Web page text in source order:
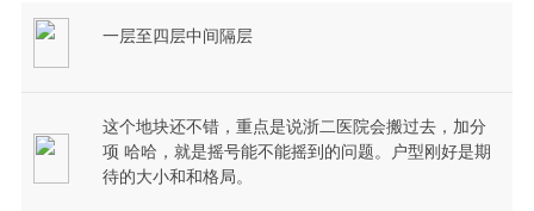
一层至四层中间隔层
这个地块还不错，重点是说浙二医院会搬过去，加分
项 哈哈，就是摇号能不能摇到的问题。户型刚好是期
待的大小和和格局。